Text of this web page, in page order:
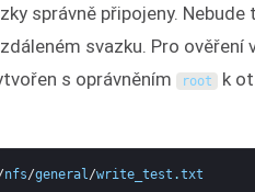
správně připojeny.
svazku. Pro
s oprávněním
root k
nfs/general/write_test .txt